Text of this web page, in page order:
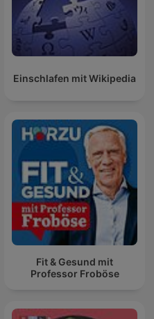
Einschlafen mit Wikipedia
Fit & Gesund mit
Professor Froböse